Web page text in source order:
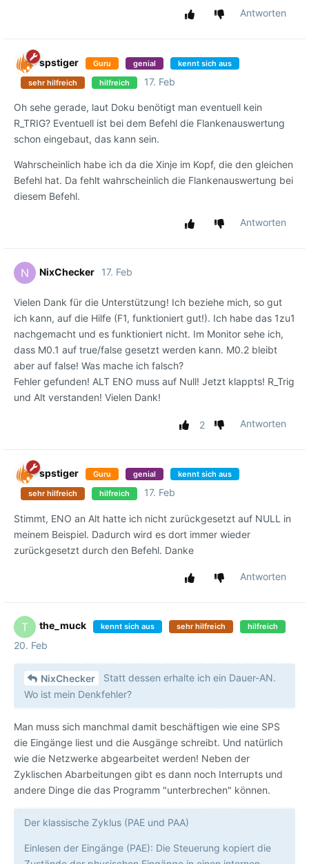
Antworten
spstiger Guru genial kennt sich aus
sehr hilfreich hilfreich 17. Feb
Oh sehe gerade, laut Doku benötigt man eventuell kein
R_TRIG? Eventuell ist bei dem Befehl die Flankenauswertung
schon eingebaut, das kann sein.
Wahrscheinlich habe ich da die Xinje im Kopf, die den gleichen
Befehl hat. Da fehlt wahrscheinlich die Flankenauswertung bei
diesem Befehl.
Antworten
N NixChecker 17. Feb
Vielen Dank für die Unterstützung! Ich beziehe mich, so gut
ich kann, auf die Hilfe (F1, funktioniert gut!). Ich habe das 1zu1
nachgemacht und es funktioniert nicht. Im Monitor sehe ich,
dass M0.1 auf true/false gesetzt werden kann. M0.2 bleibt
aber auf false! Was mache ich falsch?
Fehler gefunden! ALT ENO muss auf Null! Jetzt klappts! R_Trig
und Alt verstanden! Vielen Dank!
2 Antworten
spstiger Guru genial kennt sich aus
sehr hilfreich hilfreich 17. Feb
Stimmt, ENO an Alt hatte ich nicht zurückgesetzt auf NULL in
meinem Beispiel. Dadurch wird es dort immer wieder
zurückgesetzt durch den Befehl. Danke
Antworten
T the_muck kennt sich aus sehr hilfreich hilfreich
20. Feb
NixChecker
Statt dessen erhalte ich ein Dauer-AN.
Wo ist mein Denkfehler?
Man muss sich manchmal damit beschäftigen wie eine SPS
die Eingänge liest und die Ausgänge schreibt. Und natürlich
wie die Netzwerke abgearbeitet werden! Neben der
Zyklischen Abarbeitungen gibt es dann noch Interrupts und
andere Dinge die das Programm "unterbrechen" können.
Der klassische Zyklus (PAE und PAA)
Einlesen der Eingänge (PAE): Die Steuerung kopiert die